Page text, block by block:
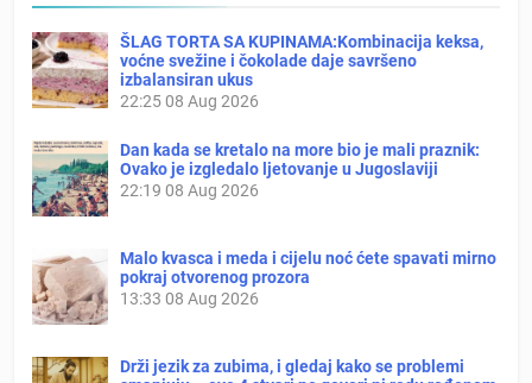
ŠLAG TORTA SA KUPINAMA:Kombinacija keksa,
voćne svežine i čokolade daje savršeno
izbalansiran ukus
22:2508 Aug 2026
Dan kada se kretalo na more bio je mali praznik:
Ovako je izgledalo ljetovanje u Jugoslaviji
22:19 08 Aug 2026
Malo kvasca i meda i cijelu noć ćete spavati mirno
pokraj otvorenog prozora
13:33 08 Aug 2026
Drži jezik za zubima, i gledaj kako se problemi